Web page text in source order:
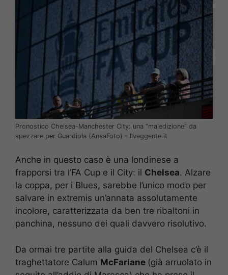
Pronostico Chelsea-Manchester City: una “maledizione” da
spezzare per Guardiola (AnsaFoto) – Ilveggente.it
Anche in questo caso è una londinese a
frapporsi tra l’FA Cup e il City: il Chelsea. Alzare
la coppa, per i Blues, sarebbe l’unico modo per
salvare in extremis un’annata assolutamente
incolore, caratterizzata da ben tre ribaltoni in
panchina, nessuno dei quali davvero risolutivo.
Da ormai tre partite alla guida del Chelsea c’è il
traghettatore Calum McFarlane (già arruolato in